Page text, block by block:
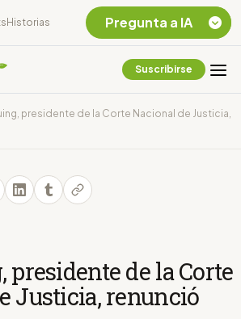
Historias
Suscribirse
presidente de la Corte Nacional de Justicia,
presidente de la Corte
Justicia, renunció
Pregunta a IA
Chevron Ecuador